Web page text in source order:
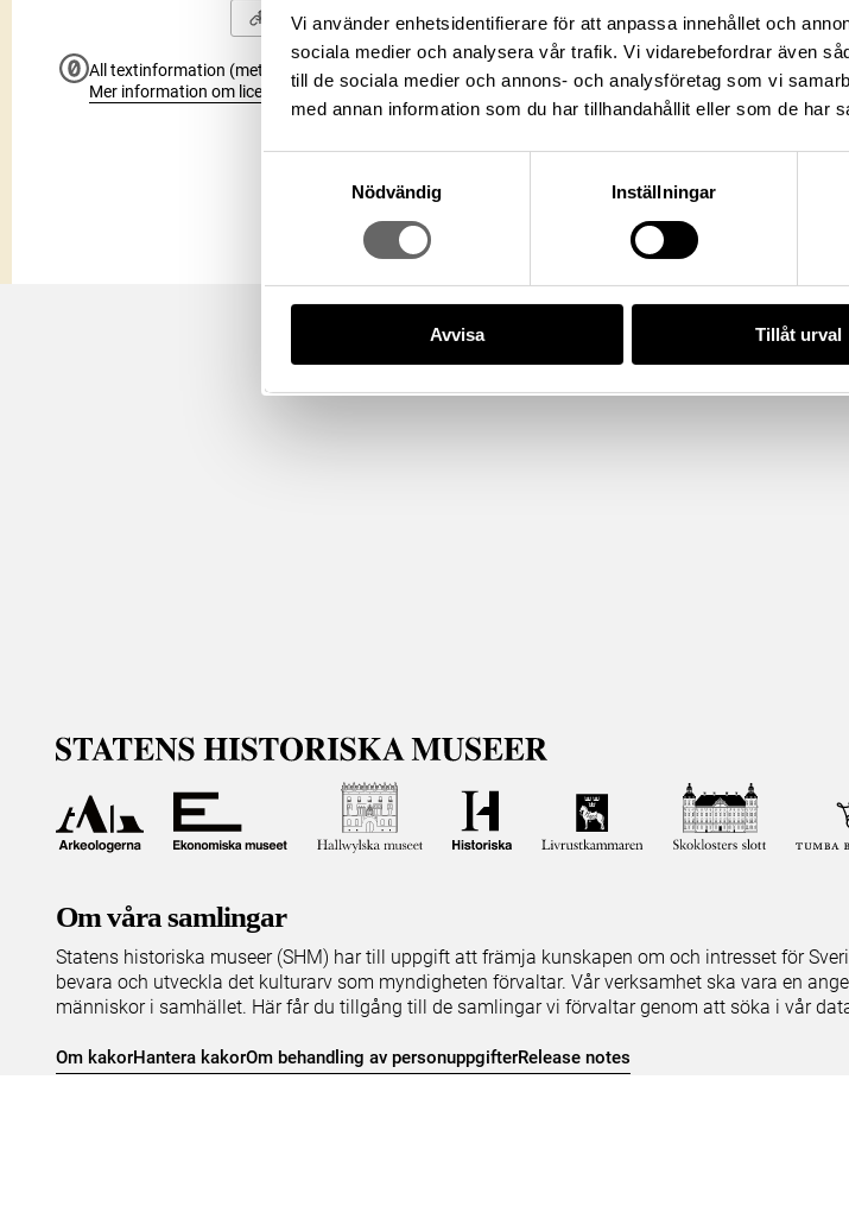
Vi använder enhetsidentifierare för att anpassa innehållet och
sociala medier och analysera vår trafik. Vi vidarebefordrar även
till de sociala medier och annons- och analysföretag som vi
med annan information som du har tillhandahållit eller som de har
Nödvändig
Inställningar
Avvisa Tillåt urval
Kopiera URI
All textinformation (metadata) på denna sida är fri att använda enligt licensen CC0.
Mer information om licenser hos Statens historiska museer.
Om våra samlingar
Statens historiska museer (SHM) har till uppgift att främja kunskapen om och intresset för
bevara och utveckla det kulturarv som myndigheten förvaltar. Vår verksamhet ska vara en
människor i samhället. Här får du tillgång till de samlingar vi förvaltar genom att söka i vår
Om kakorHantera kakorOm behandling av personuppgifterRelease notes